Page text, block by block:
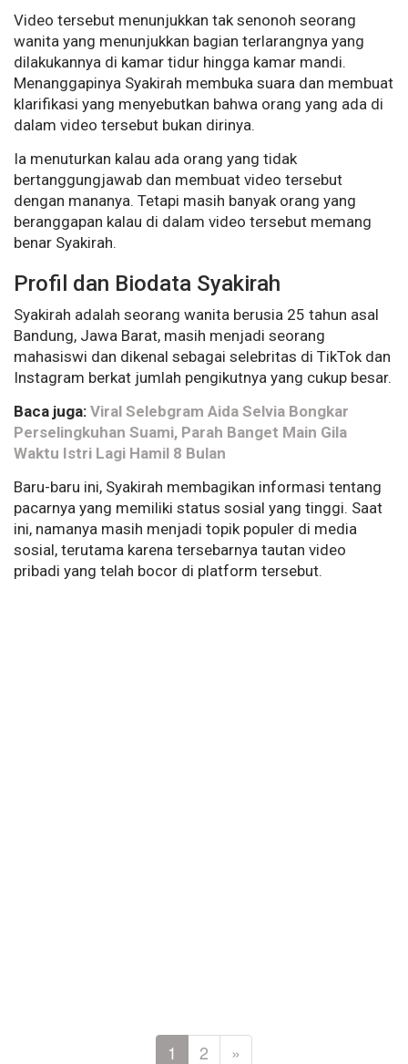
Video tersebut menunjukkan tak senonoh seorang
wanita yang menunjukkan bagian terlarangnya yang
dilakukannya di kamar tidur hingga kamar mandi.
Menanggapinya Syakirah membuka suara dan membuat
klarifikasi yang menyebutkan bahwa orang yang ada di
dalam video tersebut bukan dirinya.
Ia menuturkan kalau ada orang yang tidak
bertanggungjawab dan membuat video tersebut
dengan mananya. Tetapi masih banyak orang yang
beranggapan kalau di dalam video tersebut memang
benar Syakirah.
Profil dan Biodata Syakirah
Syakirah adalah seorang wanita berusia 25 tahun asal
Bandung, Jawa Barat, masih menjadi seorang
mahasiswi dan dikenal sebagai selebritas di TikTok dan
Instagram berkat jumlah pengikutnya yang cukup besar.
Baca juga: Viral Selebgram Aida Selvia Bongkar
Perselingkuhan Suami, Parah Banget Main Gila
Waktu Istri Lagi Hamil 8 Bulan
Baru-baru ini, Syakirah membagikan informasi tentang
pacarnya yang memiliki status sosial yang tinggi. Saat
ini, namanya masih menjadi topik populer di media
sosial, terutama karena tersebarnya tautan video
pribadi yang telah bocor di platform tersebut.
1 2 »